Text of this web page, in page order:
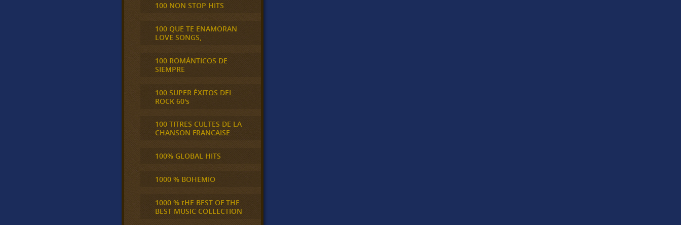
100 NON STOP HITS
100 QUE TE ENAMORAN
LOVE SONGS,
100 ROMÁNTICOS DE
SIEMPRE
100 SUPER ÉXITOS DEL
ROCK 60's
100 TITRES CULTES DE LA
CHANSON FRANCAISE
100% GLOBAL HITS
1000 % BOHEMIO
1000 % tHE BEST OF THE
BEST MUSIC COLLECTION